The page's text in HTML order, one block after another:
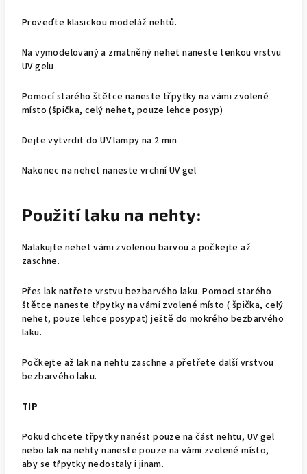
Proveďte klasickou modeláž nehtů.
Na vymodelovaný a zmatněný nehet naneste tenkou vrstvu
UV gelu
Pomocí starého štětce naneste třpytky na vámi zvolené
místo (špička, celý nehet, pouze lehce posyp)
Dejte vytvrdit do UV lampy na 2 min
Nakonec na nehet naneste vrchní UV gel
Použití laku na nehty:
Nalakujte nehet vámi zvolenou barvou a počkejte až
zaschne.
Přes lak natřete vrstvu bezbarvého laku. Pomocí starého
štětce naneste třpytky na vámi zvolené místo ( špička, celý
nehet, pouze lehce posypat) ještě do mokrého bezbarvého
laku.
Počkejte až lak na nehtu zaschne a přetřete další vrstvou
bezbarvého laku.
TIP
Pokud chcete třpytky nanést pouze na část nehtu, UV gel
nebo lak na nehty naneste pouze na vámi zvolené místo,
aby se třpytky nedostaly i jinam.